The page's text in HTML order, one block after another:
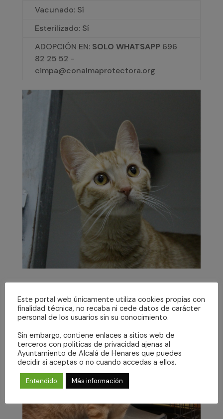
Vacunado: Sí
Esterilizado: Sí
ADOPCIÓN EN: SOLO WHATSAPP 696
82 25 52 -
cimpa@conalmaprotectora.org
Este portal web únicamente utiliza cookies propias con
finalidad técnica, no recaba ni cede datos de carácter
personal de los usuarios sin su conocimiento.
Sin embargo, contiene enlaces a sitios web de
terceros con políticas de privacidad ajenas al
Ayuntamiento de Alcalá de Henares que puedes
decidir si aceptas o no cuando accedas a ellos.
Entendido Más información